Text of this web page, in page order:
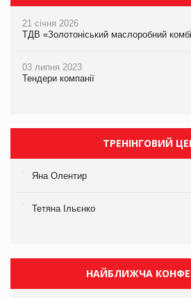
21 січня 2026
ТДВ «Золотоніський маслоробний
03 липня 2023
Тендери компанії
ТРЕНІНГОВИЙ
Яна Олентир
Тетяна Ільєнко
НАЙБЛИЖЧА